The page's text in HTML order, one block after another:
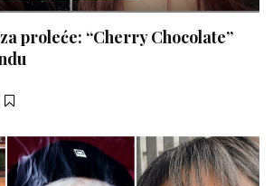
proleće: “Cherry Chocolate”